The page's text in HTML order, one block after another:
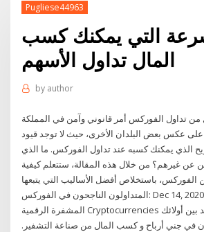
Pugliese44963
التي يمكنك كسب
المال تداول الأسهم
by author
من تداول الفوركس أمر قانوني وآمن في المملكة
على عكس بعض البلدان الأخرى، حيث لا توجد قيود
الذي يمكنك كسبه عند تداول الفوركس. ما الذي
عن غيرهم؟ من خلال هذه المقالة، ستتعلم كيفية
باستخلاص أفضل الأساليب التي يتبعها
المتداولون الناجحون في الفوركس: Dec 14, 2020 · أصبح تداول العملات
المشفرة الرقمية Cryptocurrencies شائعًا بشكل متزايد بين أولائك
في جني أرباح و كسب المال من صناعة التشفير.